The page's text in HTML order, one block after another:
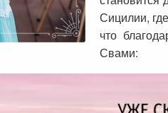
Сицилии,
что
Свами: